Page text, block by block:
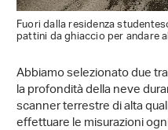
Fuori dalla residenza
pattini da ghiaccio per andare
Abbiamo selezionato due
la profondità della neve
scanner terrestre di alta
effettuare le misurazioni